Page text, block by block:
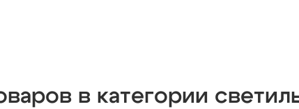
в категории